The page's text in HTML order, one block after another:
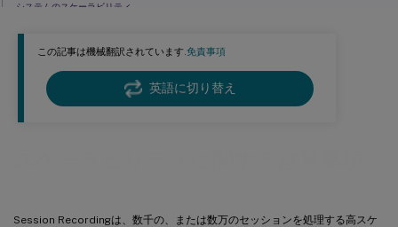
この記事は機械翻訳されています.免責事項
英語に切り替え
Session Recordingは、数千の、または数万のセッションを処理する高スケ
システムのスケーラビリティ
スループットの測定
Session Recordingサーバーのハードウェア
スケールアップ